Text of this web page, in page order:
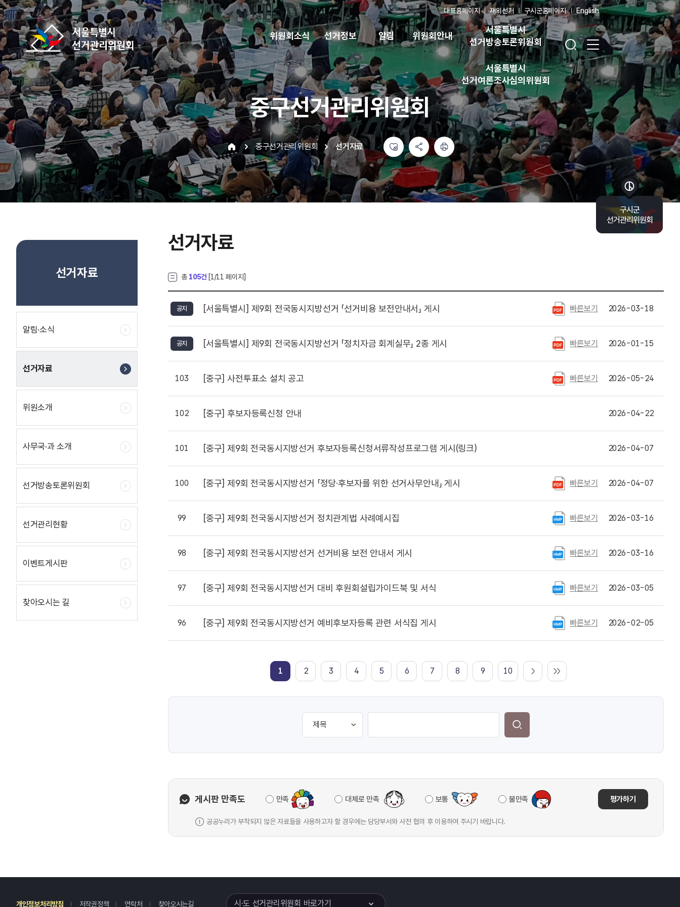
바로가기 메뉴
대표홈페이지 재외선거 구시군홈페이지 English
위원회소식 선거정보 알림 위원회안내
서울특별시
선거방송토론위원회
서울특별시
선거여론조사심의위원회
중구선거관리위원회
중구선거관리위원회 선거자료
선거자료
알림·소식
선거자료
위원소개
사무국·과 소개
선거방송토론위원회
선거관리현황
이벤트게시판
찾아오시는 길
선거자료
총 105건 [1 /11 페이지]
공지 [서울특별시] 제9회 전국동시지방선거 「선거비용 보전안내서」 게시 빠른보기 2026-03-18
공지 [서울특별시] 제9회 전국동시지방선거 「정치자금 회계실무」 2종 게시 빠른보기 2026-01-15
103 [중구] 사전투표소 설치 공고 빠른보기 2026-05-24
102 [중구] 후보자등록신청 안내 2026-04-22
101 [중구] 제9회 전국동시지방선거 후보자등록신청서류작성프로그램 게시(링크) 2026-04-07
100 [중구] 제9회 전국동시지방선거 「정당·후보자를 위한 선거사무안내」 게시 빠른보기 2026-04-07
99 [중구] 제9회 전국동시지방선거 정치관계법 사례예시집 빠른보기 2026-03-16
98 [중구] 제9회 전국동시지방선거 선거비용 보전 안내서 게시 빠른보기 2026-03-16
97 [중구] 제9회 전국동시지방선거 대비 후원회설립가이드북 및 서식 빠른보기 2026-03-05
96 [중구] 제9회 전국동시지방선거 예비후보자등록 관련 서식집 게시 빠른보기 2026-02-05
1 2 3 4 5 6 7 8 9 10
게시판 만족도 만족 대체로 만족 보통 불만족 평가하기
공공누리가 부착되지 않은 자료들을 사용하고자 할 경우에는 담당부서와 사전 협의 후 이용하여 주시기 바랍니다.
구시군
선거관리위원회
바로가기 목록 열기
개인정보처리방침 저작권정책 연락처 찾아오시는길 시·도 선거관리위원회 바로가기